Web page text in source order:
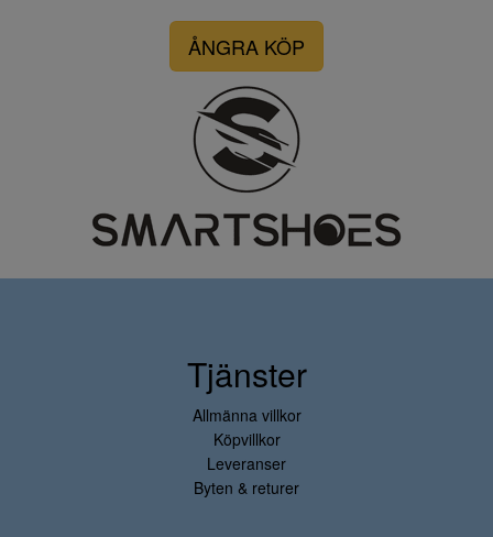
ÅNGRA KÖP
Tjänster
Allmänna villkor
Köpvillkor
Leveranser
Byten & returer